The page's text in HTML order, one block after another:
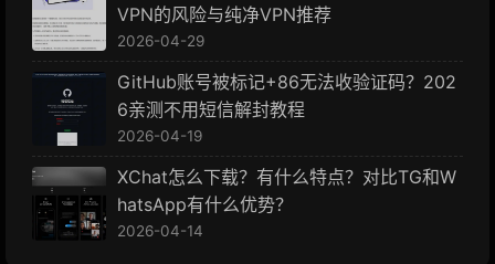
VPN的风险与纯净VPN推荐
2026-04-29
GitHub账号被标记+86无法收验证码？202
6亲测不用短信解封教程
2026-04-19
XChat怎么下载？有什么特点？对比TG和W
hatsApp有什么优势？
2026-04-14